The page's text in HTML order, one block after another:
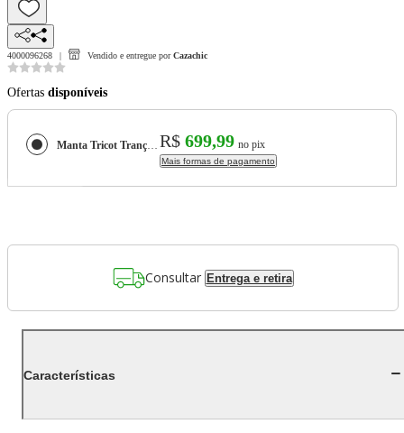
4000096268 Vendido e entregue por Cazachic
Ofertas disponíveis
Manta Tricot Trança Cinza Chumbo - Ideal Para Sofás e Camas R$ 699,99 no pix
Mais formas de pagamento
Consultar Entrega e retira
Características